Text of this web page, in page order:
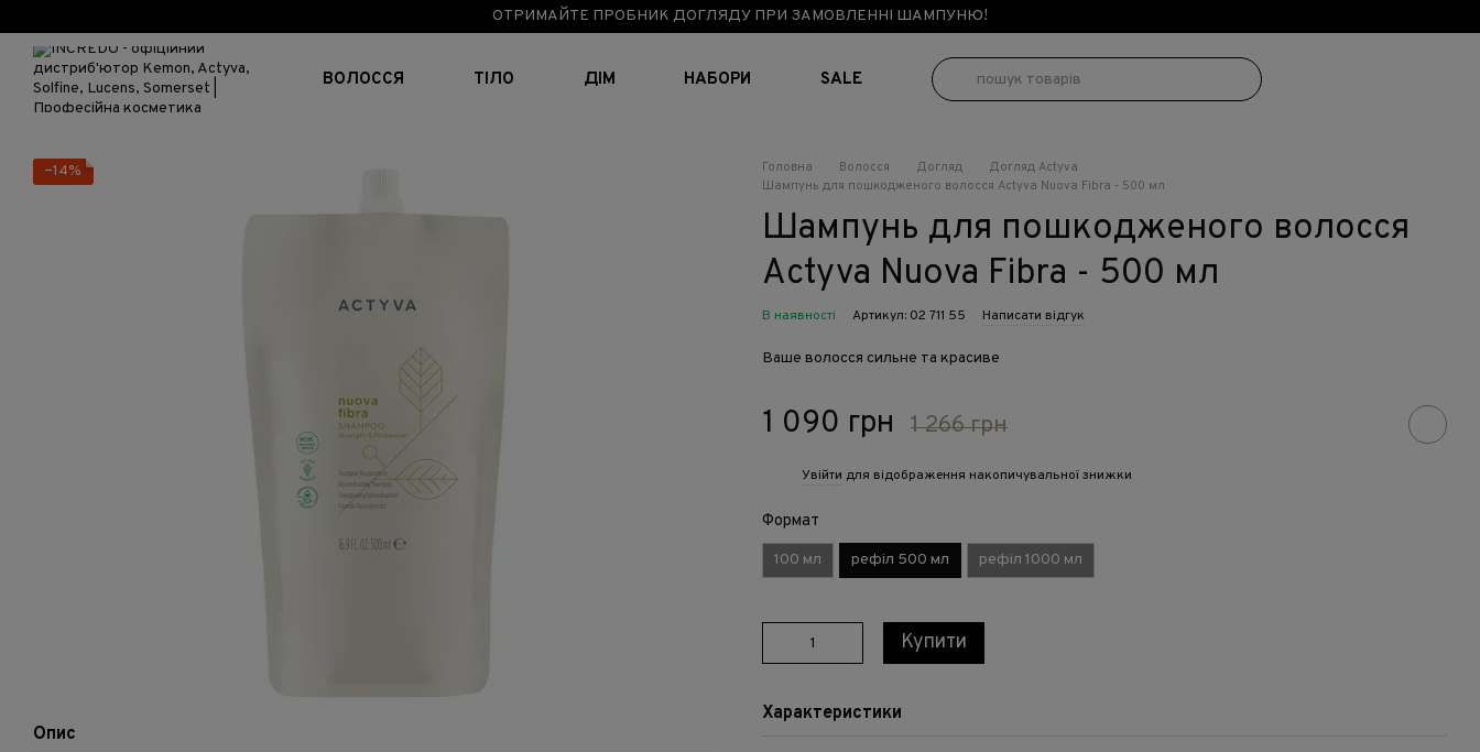
ОТРИМАЙТЕ ПРОБНИК ДОГЛЯДУ ПРИ ЗАМОВЛЕННІ ШАМПУНЮ!
ВОЛОССЯ ТІЛО ДІМ НАБОРИ SALE
−14%
Опис
Головна Волосся Догляд
Догляд Actyva
Шампунь для пошкодженого волосся Actyva Nuova Fibra - 500 мл
Шампунь для пошкодженого волосся
Actyva Nuova Fibra - 500 мл
В наявності Артикул: 02 711 55 Написати відгук
Ваше волосся сильне та красиве
1 090 грн 1 266 грн
Увійти для відображення накопичувальної знижки
Формат
100 мл рефіл 500 мл рефіл 1000 мл
Купити
Характеристики